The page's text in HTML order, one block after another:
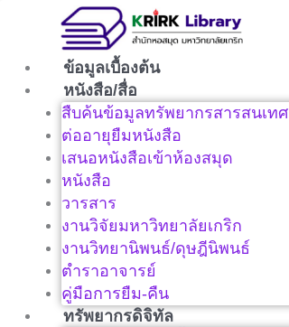
ข้อมูลเบื้องต้น
หนังสือ/สื่อ
สืบค้นข้อมูลทรัพยากรสารสนเทศ
ต่ออายุยืมหนังสือ
เสนอหนังสือเข้าห้องสมุด
หนังสือ
วารสาร
งานวิจัยมหาวิทยาลัยเกริก
งานวิทยานิพนธ์/ดุษฎีนิพนธ์
ตำราอาจารย์
คู่มือการยืม-คืน
ทรัพยากรดิจิทัล